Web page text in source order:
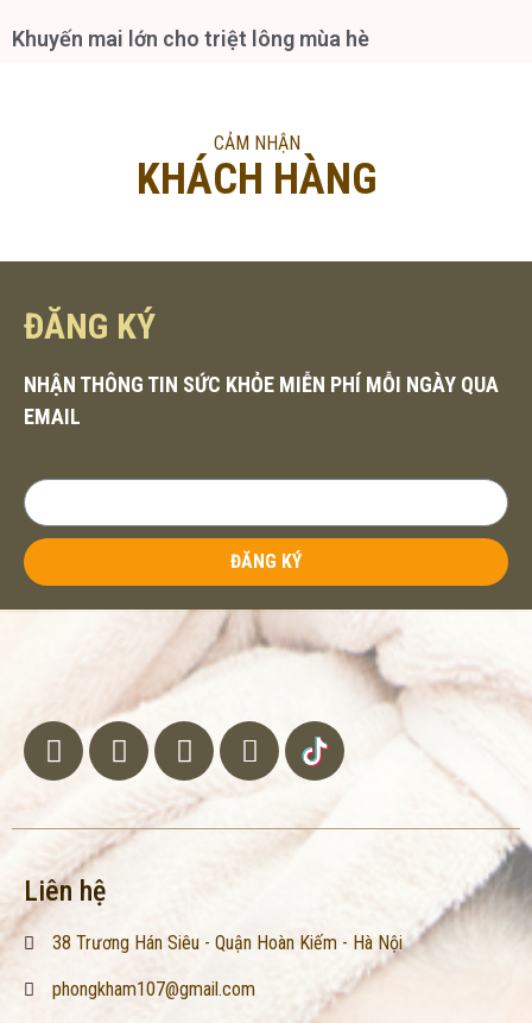
Khuyến mai lớn cho triệt lông mùa hè
CẢM NHẬN
KHÁCH HÀNG
ĐĂNG KÝ
NHẬN THÔNG TIN SỨC KHỎE MIỄN PHÍ MỖI NGÀY QUA
EMAIL
ĐĂNG KÝ
Liên hệ
38 Trương Hán Siêu - Quận Hoàn Kiếm - Hà Nội
phongkham107@gmail.com